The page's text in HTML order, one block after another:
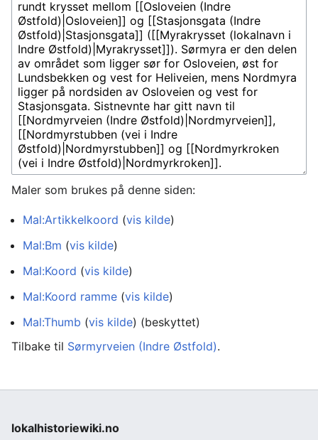
Maler som brukes på denne siden:
Mal:Artikkelkoord (vis kilde)
Mal:Bm (vis kilde)
Mal:Koord (vis kilde)
Mal:Koord ramme (vis kilde)
Mal:Thumb (vis kilde) (beskyttet)
Tilbake til Sørmyrveien (Indre Østfold).
lokalhistoriewiki.no